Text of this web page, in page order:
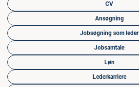
CV
Ansøgning
Jobsøgning som leder
Jobsamtale
Løn
Lederkarriere